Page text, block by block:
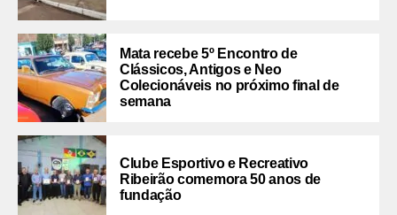
Mata recebe 5º Encontro de
Clássicos, Antigos e Neo
Colecionáveis no próximo final de
semana
Clube Esportivo e Recreativo
Ribeirão comemora 50 anos de
fundação